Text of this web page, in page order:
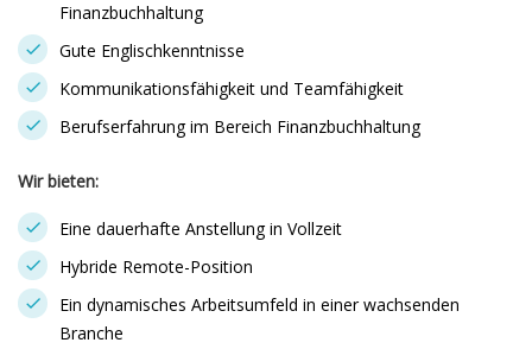
Finanzbuchhaltung
Gute Englischkenntnisse
Kommunikationsfähigkeit und Teamfähigkeit
Berufserfahrung im Bereich Finanzbuchhaltung
Wir bieten:
Eine dauerhafte Anstellung in Vollzeit
Hybride Remote-Position
Ein dynamisches Arbeitsumfeld in einer wachsenden
Branche